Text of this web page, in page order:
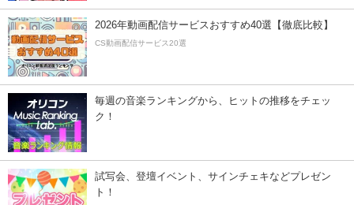
2026年動画配信サービスおすすめ40選【徹底比較】
CS動画配信サービス20選
毎週の音楽ランキングから、ヒットの推移をチェッ
ク！
試写会、登壇イベント、サインチェキなどプレゼン
ト！